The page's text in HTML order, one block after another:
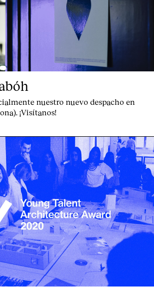
nuestro nuevo despacho en
¡Visítanos!